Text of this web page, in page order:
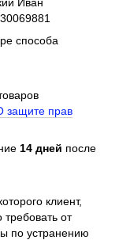
способа
защите прав
14 дней после
клиент,
от
по устранению